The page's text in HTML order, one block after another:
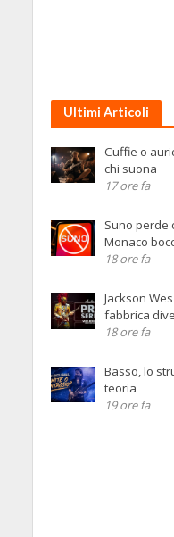
Ultimi Articoli
Cuffie o
chi suona
17 ore fa
Suno perde
Monaco
18 ore fa
Jackson
fabbrica
18 ore fa
Basso, lo
teoria
19 ore fa